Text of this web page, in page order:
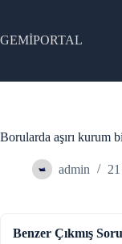
content
GEMİPORTAL
Borularda aşırı kurum
admin
Benzer Çıkmış